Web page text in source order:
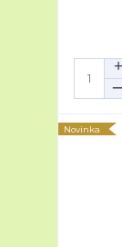
Novinka